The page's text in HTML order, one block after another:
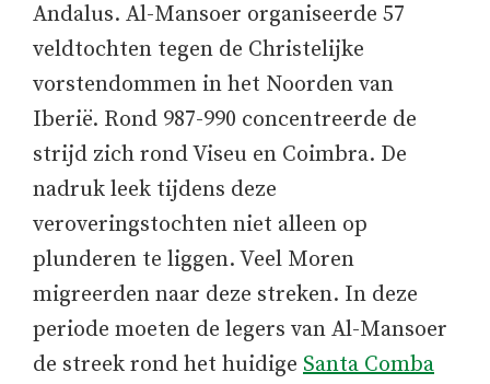
Andalus. Al-Mansoer organiseerde 57
veldtochten tegen de Christelijke
vorstendommen in het Noorden van
Iberië. Rond 987-990 concentreerde de
strijd zich rond Viseu en Coimbra. De
nadruk leek tijdens deze
veroveringstochten niet alleen op
plunderen te liggen. Veel Moren
migreerden naar deze streken. In deze
periode moeten de legers van Al-Mansoer
de streek rond het huidige Santa Comba